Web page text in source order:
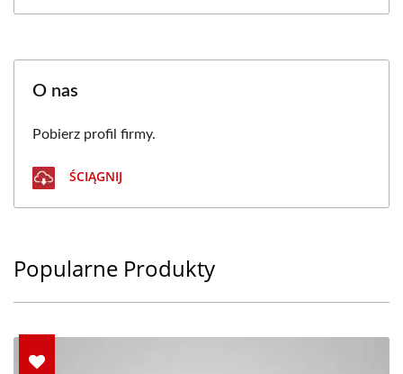
O nas
Pobierz profil firmy.
ŚCIĄGNIJ
Popularne Produkty